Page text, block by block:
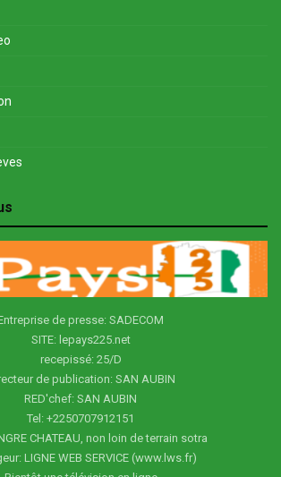
de presse: SADECOM
SITE: lepays225.net
recepissé: 25/D
de publication: SAN AUBIN
RED'chef: SAN AUBIN
Tel: +2250707912151
CHATEAU, non loin de terrain sotra
LIGNE WEB SERVICE (www.lws.fr)